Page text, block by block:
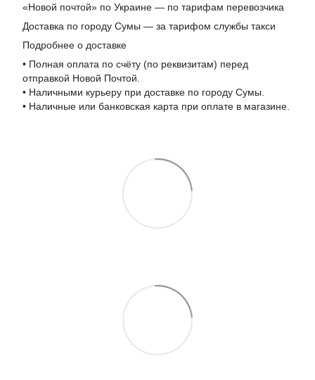
«Новой почтой» по Украине — по тарифам перевозчика
Доставка по городу Сумы — за тарифом службы такси
Подробнее о доставке
• Полная оплата по счёту (по реквизитам) перед
отправкой Новой Почтой.
• Наличными курьеру при доставке по городу Сумы.
• Наличные или банковская карта при оплате в магазине.